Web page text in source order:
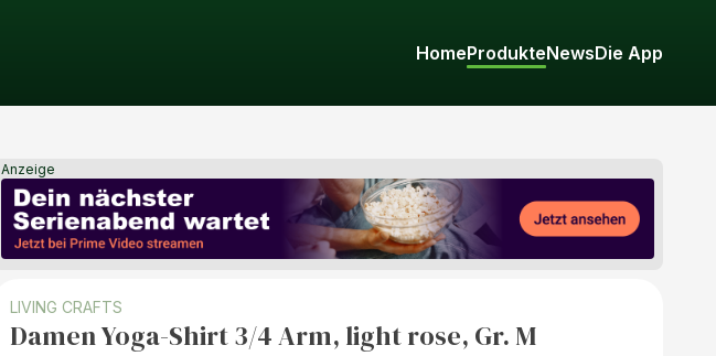
HomeProdukteNewsDie App
Anzeige
LIVING CRAFTS
Damen Yoga-Shirt 3/4 Arm, light rose, Gr. M